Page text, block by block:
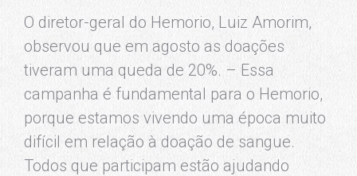
O diretor-geral do Hemorio, Luiz Amorim,
observou que em agosto as doações
tiveram uma queda de 20%. – Essa
campanha é fundamental para o Hemorio,
porque estamos vivendo uma época muito
difícil em relação à doação de sangue.
Todos que participam estão ajudando